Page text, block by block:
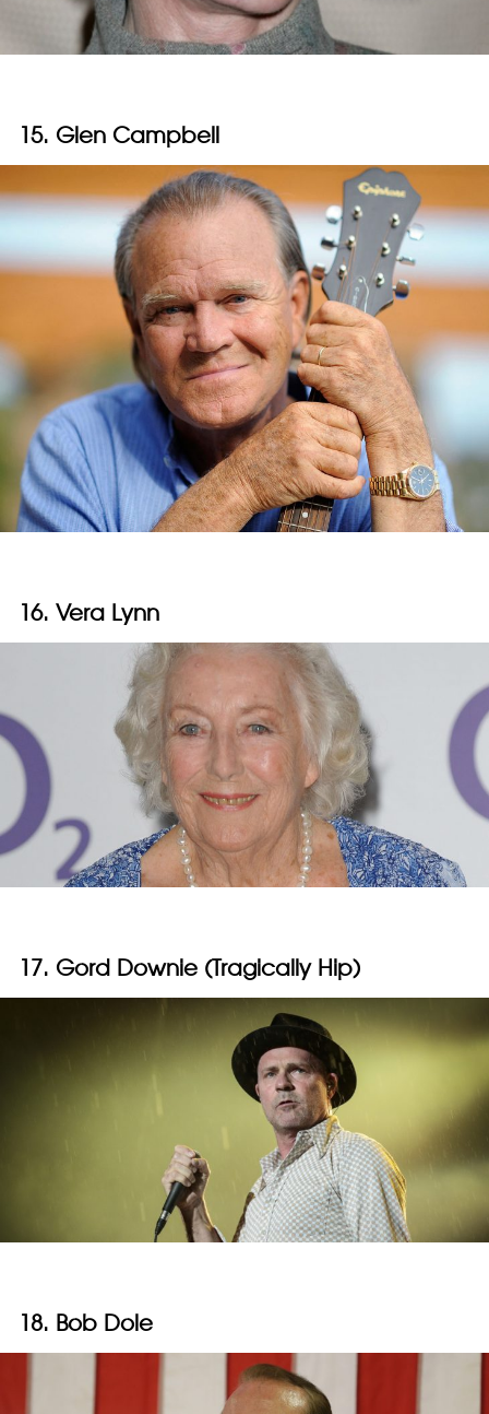
15. Glen Campbell
16. Vera Lynn
17. Gord Downie (Tragically Hip)
18. Bob Dole